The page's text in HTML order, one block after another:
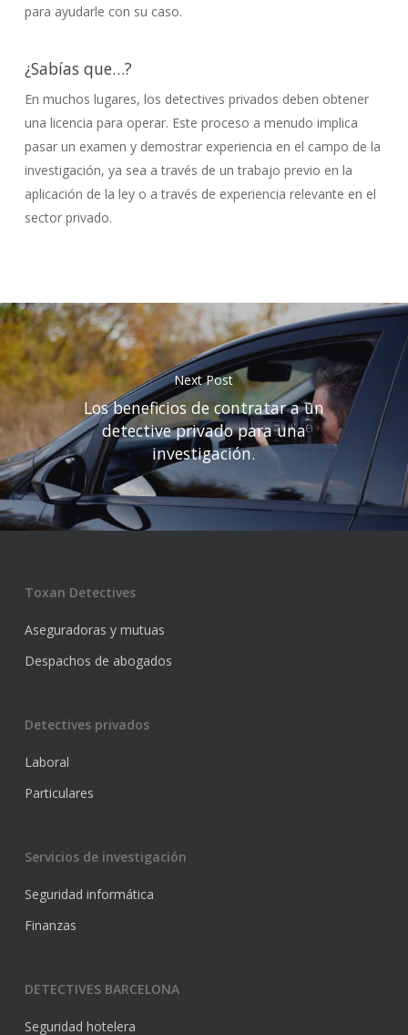
para ayudarle con su caso.
¿Sabías que…?
En muchos lugares, los detectives privados deben obtener
una licencia para operar. Este proceso a menudo implica
pasar un examen y demostrar experiencia en el campo de la
investigación, ya sea a través de un trabajo previo en la
aplicación de la ley o a través de experiencia relevante en el
sector privado.
Next Post
Los beneficios de contratar a un
detective privado para una
investigación.
Toxan Detectives
Aseguradoras y mutuas
Despachos de abogados
Detectives privados
Laboral
Particulares
Servicios de investigación
Seguridad informática
Finanzas
DETECTIVES BARCELONA
Seguridad hotelera